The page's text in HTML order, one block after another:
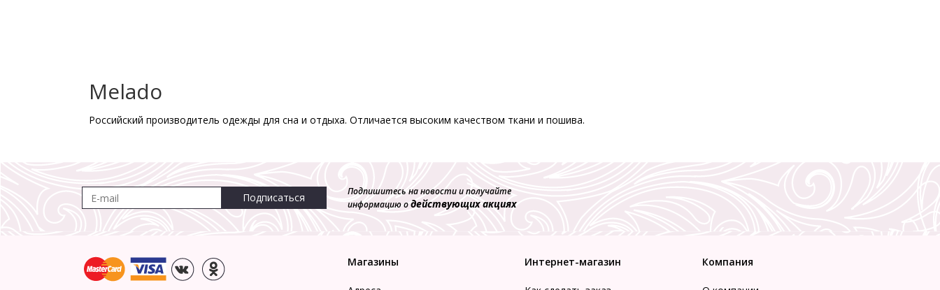
Melado
Российский производитель одежды для сна и отдыха. Отличается высоким качеством ткани и пошива.
Подписаться
Подпишитесь на новости и получайте
информацию одействующих акциях
Магазины Интернет-магазин Компания